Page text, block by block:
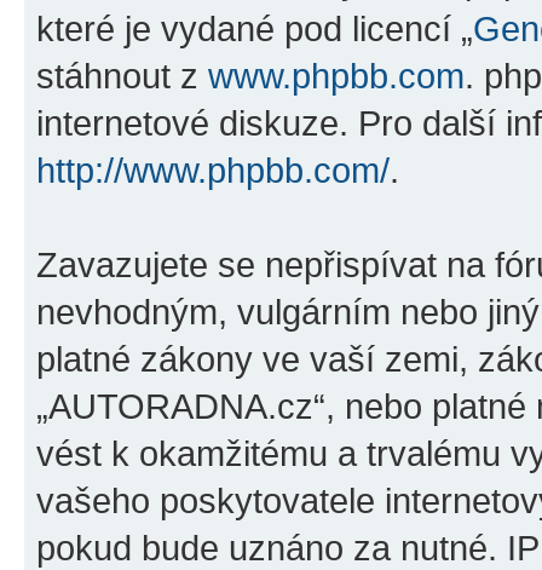
které je vydané pod licencí „
stáhnout z www.phpbb.com.
internetové diskuze. Pro další
http://www.phpbb.com/.
Zavazujete se nepřispívat na
nevhodným, vulgárním nebo
platné zákony ve vaší zemi,
„AUTORADNA.cz“, nebo
vést k okamžitému a trvalému
vašeho poskytovatele
pokud bude uznáno za nutné.